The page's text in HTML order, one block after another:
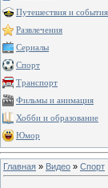
Путешествия и события
Развлечения
Сериалы
Спорт
Транспорт
Фильмы и анимация
Хобби и образование
Юмор
Главная » Видео » Спорт